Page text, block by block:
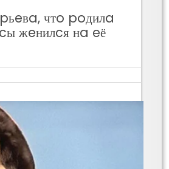
чтo poдилa
жeнилcя нa eё